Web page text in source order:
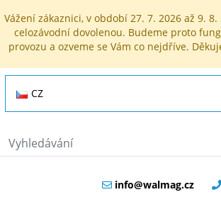
Vážení zákaznici, v období 27. 7. 2026 až 9.
celozávodní dovolenou. Budeme proto
provozu a ozveme se Vám co nejdříve.
CZ
info@walmag.cz